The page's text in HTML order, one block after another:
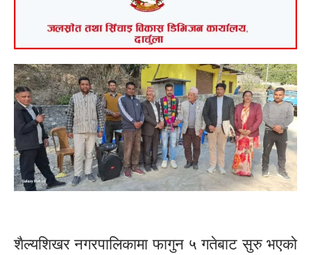
शैल्यशिखर नगरपालिकामा फागुन ५ गतेबाट सुरु भएको